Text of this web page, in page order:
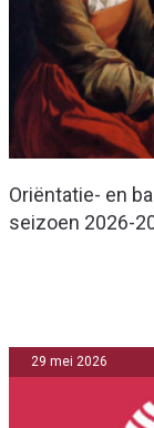
Oriëntatie- en
seizoen 2026-
29 mei 2026